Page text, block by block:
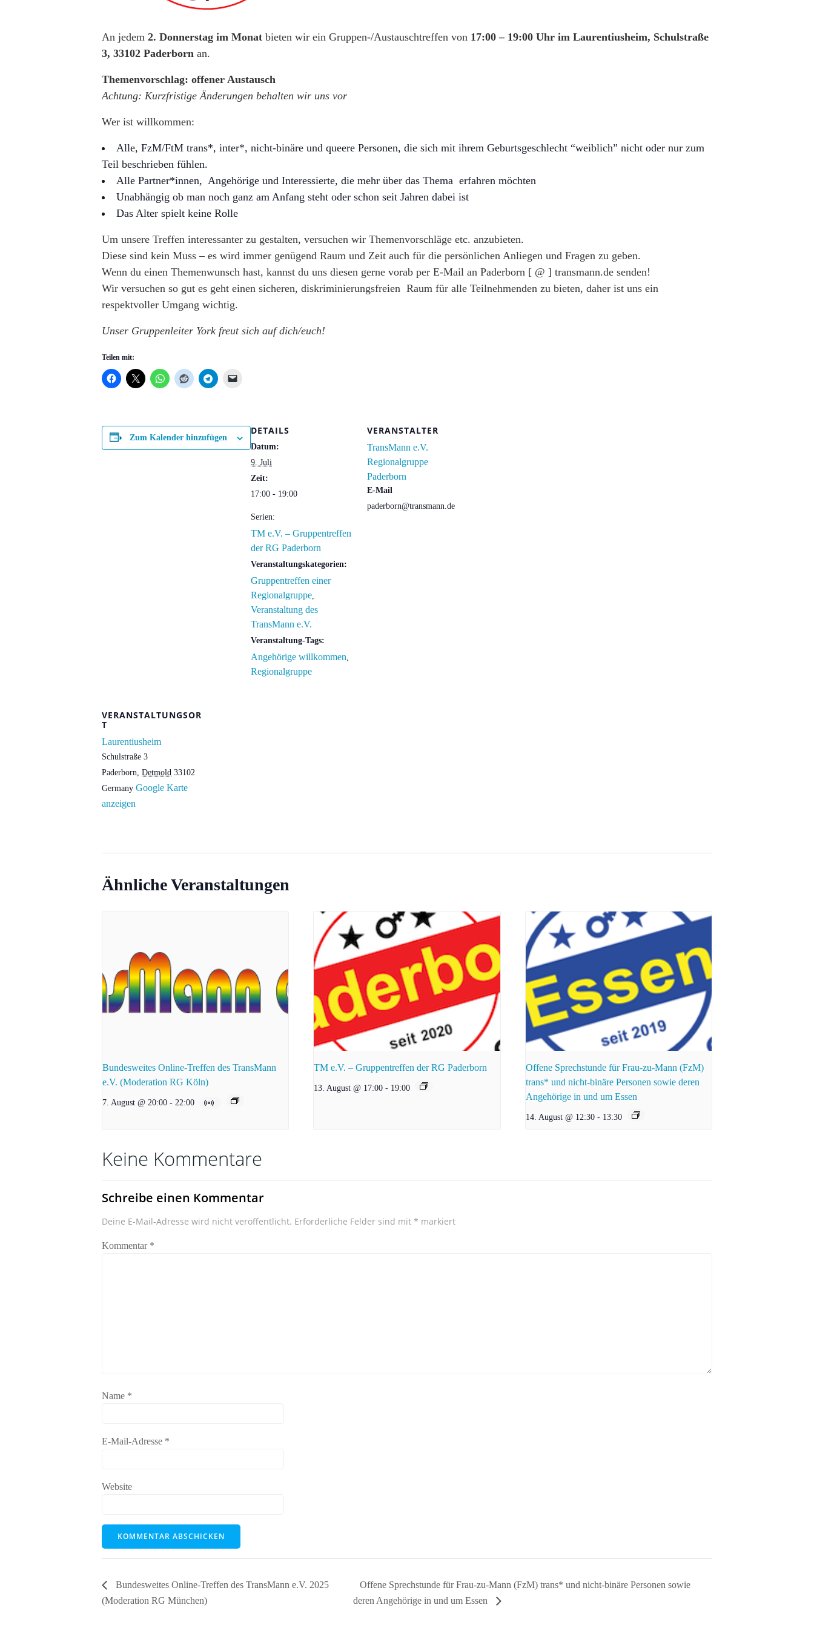
An jedem 2. Donnerstag im Monat bieten wir ein Gruppen-/Austauschtreffen von 17:00 – 19:00 Uhr im Laurentiusheim, Schulstraße
3, 33102 Paderborn an.
Themenvorschlag: offener Austausch
Achtung: Kurzfristige Änderungen behalten wir uns vor
Wer ist willkommen:
Alle, FzM/FtM trans*, inter*, nicht-binäre und queere Personen, die sich mit ihrem Geburtsgeschlecht “weiblich” nicht oder nur zum
Teil beschrieben fühlen.
Alle Partner*innen, Angehörige und Interessierte, die mehr über das Thema erfahren möchten
Unabhängig ob man noch ganz am Anfang steht oder schon seit Jahren dabei ist
Das Alter spielt keine Rolle
Um unsere Treffen interessanter zu gestalten, versuchen wir Themenvorschläge etc. anzubieten.
Diese sind kein Muss – es wird immer genügend Raum und Zeit auch für die persönlichen Anliegen und Fragen zu geben.
Wenn du einen Themenwunsch hast, kannst du uns diesen gerne vorab per E-Mail an Paderborn [ @ ] transmann.de senden!
Wir versuchen so gut es geht einen sicheren, diskriminierungsfreien Raum für alle Teilnehmenden zu bieten, daher ist uns ein
respektvoller Umgang wichtig.
Unser Gruppenleiter York freut sich auf dich/euch!
Teilen mit:
Zum Kalender hinzufügen
DETAILS
Datum:
9. Juli
Zeit:
17:00 - 19:00
Serien:
TM e.V. – Gruppentreffen
der RG Paderborn
Veranstaltungskategorien:
Gruppentreffen einer
Regionalgruppe,
Veranstaltung des
TransMann e.V.
Veranstaltung-Tags:
Angehörige willkommen,
Regionalgruppe
VERANSTALTER
TransMann e.V.
Regionalgruppe
Paderborn
E-Mail
paderborn@transmann.de
VERANSTALTUNGSOR
T
Laurentiusheim
Schulstraße 3
Paderborn, Detmold 33102
Germany Google Karte
anzeigen
Ähnliche Veranstaltungen
Bundesweites Online-Treffen des TransMann
e.V. (Moderation RG Köln)
7. August @ 20:00 - 22:00
TM e.V. – Gruppentreffen der RG Paderborn
13. August @ 17:00 - 19:00
Offene Sprechstunde für Frau-zu-Mann (FzM)
trans* und nicht-binäre Personen sowie deren
Angehörige in und um Essen
14. August @ 12:30 - 13:30
Keine Kommentare
Schreibe einen Kommentar
Deine E-Mail-Adresse wird nicht veröffentlicht. Erforderliche Felder sind mit * markiert
Kommentar *
Name *
E-Mail-Adresse *
Website
Bundesweites Online-Treffen des TransMann e.V. 2025
(Moderation RG München)
Offene Sprechstunde für Frau-zu-Mann (FzM) trans* und nicht-binäre Personen sowie
deren Angehörige in und um Essen